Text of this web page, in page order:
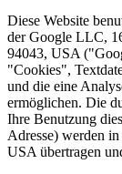
Diese Website
der Google LLC,
94043, USA
"Cookies",
und die eine
ermöglichen. Die
Ihre Benutzung
Adresse) werden
USA übertragen